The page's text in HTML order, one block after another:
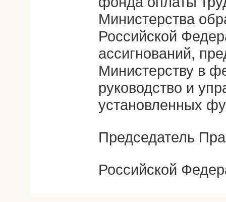
Министерства
Российской
ассигнований,
Министерству в
руководство и
установленных
Председатель
Российской